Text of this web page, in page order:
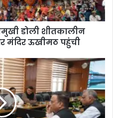
डोली शीतकालीन
मंदिर ऊखीमठ पहुंची